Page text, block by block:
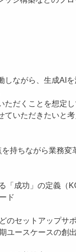
しながら、生成AI
だくことを想定し
ていただきたいと考
持ちながら業務変
成功」の定義（
ド
セットアップサ
ユースケースの創